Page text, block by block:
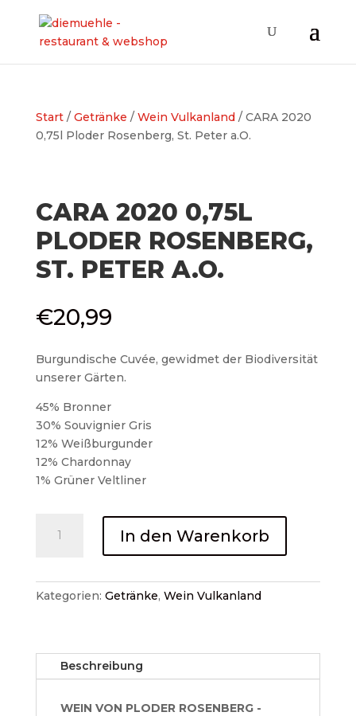
Start/ Getränke / Wein Vulkanland/ CARA 2020
0,75l Ploder Rosenberg, St. Peter a.O.
CARA 2020 0,75L
PLODER ROSENBERG,
ST. PETER A.O.
€20,99
Burgundische Cuvée, gewidmet der Biodiversität
unserer Gärten.
45% Bronner
30% Souvignier Gris
12% Weißburgunder
12% Chardonnay
1% Grüner Veltliner
2020
Rosenberg,
a.O.
Menge
In den Warenkorb
Kategorien: Getränke, Wein Vulkanland
Beschreibung
WEIN VON PLODER ROSENBERG -